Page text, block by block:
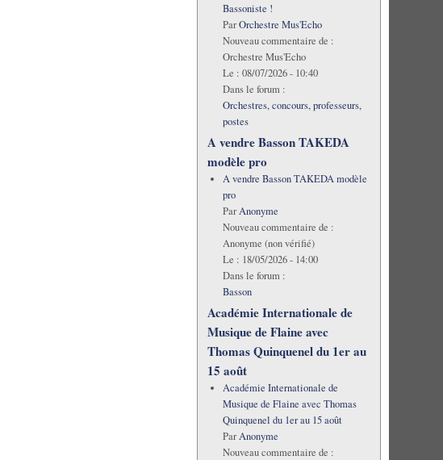
Bassoniste !
ParOrchestre Mus'Echo
Nouveau commentaire de :
Orchestre Mus'Echo
Le : 08/07/2026 - 10:40
Dans le forum :
Orchestres, concours, professeurs,
postes
A vendre Basson TAKEDA
modèle pro
A vendre Basson TAKEDA modèle
pro
ParAnonyme
Nouveau commentaire de :
Anonyme (non vérifié)
Le : 18/05/2026 - 14:00
Dans le forum :
Basson
Académie Internationale de
Musique de Flaine avec
Thomas Quinquenel du 1er au
15 août
Académie Internationale de
Musique de Flaine avec Thomas
Quinquenel du 1er au 15 août
ParAnonyme
Nouveau commentaire de :